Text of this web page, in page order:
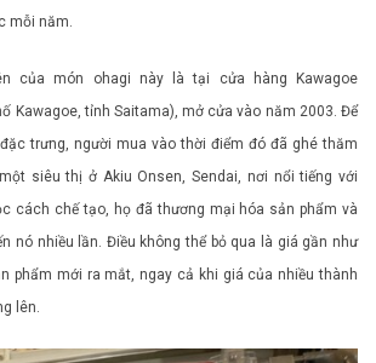
mỗi năm.
của món ohagi này là tại cửa hàng Kawagoe
Kawagoe, tỉnh Saitama), mở cửa vào năm 2003. Để
trưng, ​​​​người mua vào thời điểm đó đã ghé thăm
siêu thị ở Akiu Onsen, Sendai, nơi nổi tiếng với
cách chế tạo, họ đã thương mại hóa sản phẩm và
nó nhiều lần. Điều không thể bỏ qua là giá gần như
phẩm mới ra mắt, ngay cả khi giá của nhiều thành
lên.